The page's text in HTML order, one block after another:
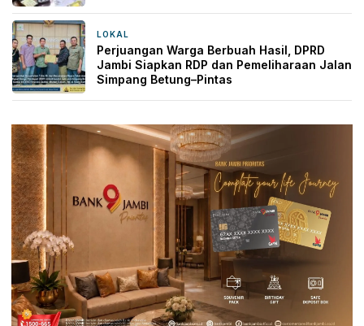
LOKAL
Perjuangan Warga Berbuah Hasil, DPRD
Jambi Siapkan RDP dan Pemeliharaan Jalan
Simpang Betung–Pintas